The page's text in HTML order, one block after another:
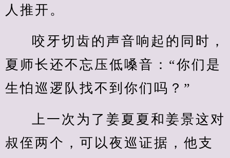
人推开。
咬牙切齿的声音响起的同时，
夏师长还不忘压低嗓音：“你们是
生怕巡逻队找不到你们吗？”
上一次为了姜夏夏和姜景这对
叔侄两个，可以夜巡证据，他支